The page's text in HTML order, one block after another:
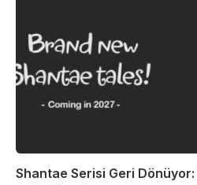
Shantae Serisi Geri